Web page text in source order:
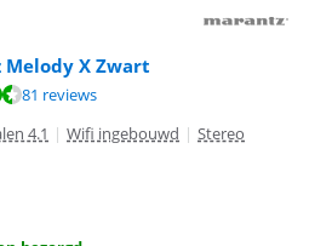
Melody X Zwart
81 reviews
4.1 | Wifi ingebouwd | Stereo